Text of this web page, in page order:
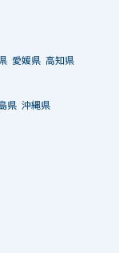
愛媛県 高知県
県 沖縄県